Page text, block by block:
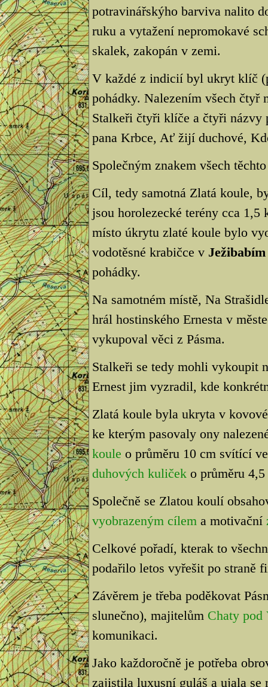
potravinářskýho barviva nalito
ruku a vytažení nepromokavé
skalek, zakopán v zemi.
V každé z indicií byl ukryt klíč
pohádky. Nalezením všech čtyř
Stalkeři čtyři klíče a čtyři názvy
pana Krbce, Ať žijí duchové,
Společným znakem všech
Cíl, tedy samotná Zlatá koule,
jsou horolezecké terény cca
místo úkrytu zlaté koule bylo
vodotěsné krabičce v
pohádky.
Na samotném místě, Na
hrál hostinského Ernesta v
vykupoval věci z Pásma.
Stalkeři se tedy mohli vykoupit
Ernest jim vyzradil, kde
Zlatá koule byla ukryta v
ke kterým pasovaly ony
koule o průměru 10 cm svítící
duhových kuličeko průměru 4,5
Společně se Zlatou koulí
vyobrazeným cílema motivační
Celkové pořadí, kterak to
podařilo letos vyřešit po straně
Závěrem je třeba poděkovat
slunečno), majitelům Chaty pod
komunikaci.
Jako každoročně je potřeba
zajistila luxusní guláš a ujala se